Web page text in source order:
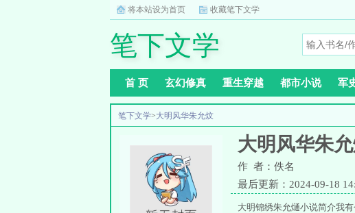
将本站设为首页 收藏笔下文学
笔下文学
首 页 玄幻修真 重生穿越 都市小说 军
笔下文学>大明风华朱允炆
大明风华朱
作 者：佚名
最后更新：2024-09-18
大明锦绣朱允熥小说简介我